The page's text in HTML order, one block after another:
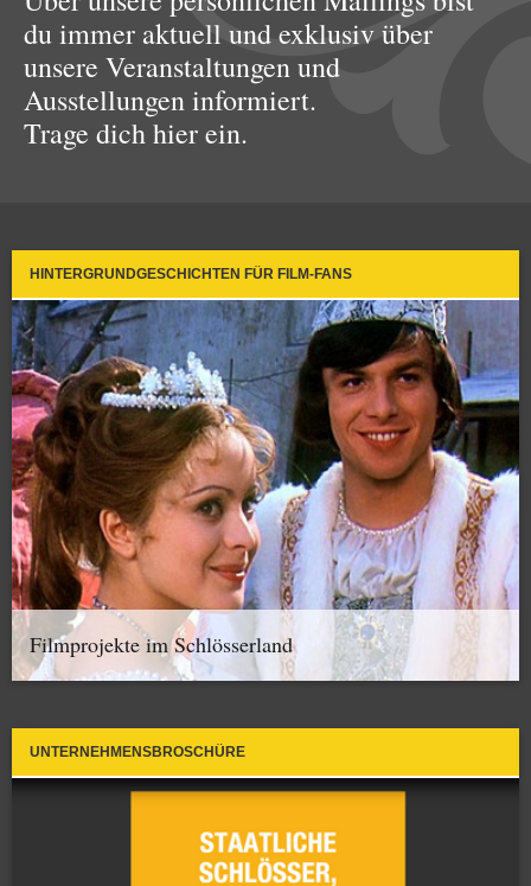
du immer aktuell und exklusiv über
unsere Veranstaltungen und
Ausstellungen informiert.
Trage dich hier ein.
HINTERGRUNDGESCHICHTEN FÜR FILM-FANS
Filmprojekte im Schlösserland
UNTERNEHMENSBROSCHÜRE